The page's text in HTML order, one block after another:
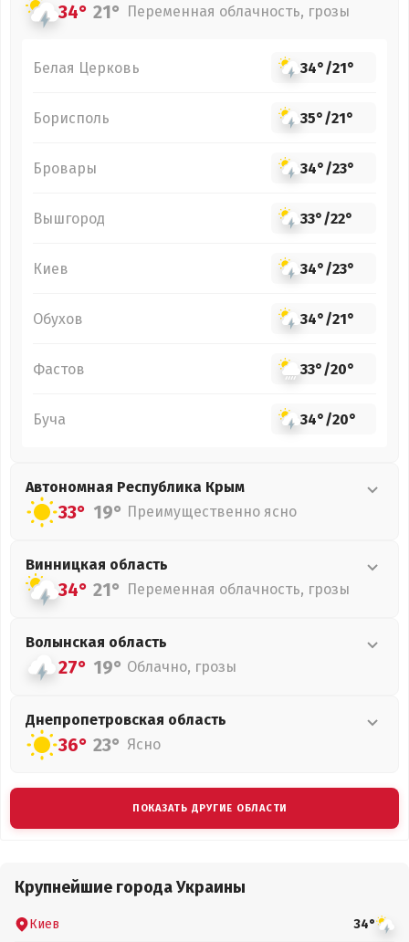
34° 21° Переменная облачность, грозы
Белая Церковь 34°/21°
Борисполь 35°/21°
Бровары 34°/23°
Вышгород 33°/22°
Киев 34°/23°
Обухов 34°/21°
Фастов 33°/20°
Буча 34°/20°
Автономная Республика Крым
33° 19° Преимущественно ясно
Винницкая область
34° 21° Переменная облачность, грозы
Волынская область
27° 19° Облачно, грозы
Днепропетровская область
36° 23° Ясно
ПОКАЗАТЬ ДРУГИЕ ОБЛАСТИ
Крупнейшие города Украины
Киев 34°